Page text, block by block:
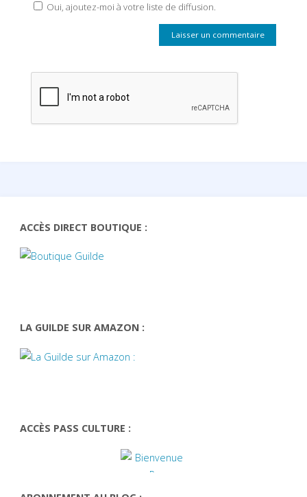
Oui, ajoutez-moi à votre liste de diffusion.
ACCÈS DIRECT BOUTIQUE :
LA GUILDE SUR AMAZON :
ACCÈS PASS CULTURE :